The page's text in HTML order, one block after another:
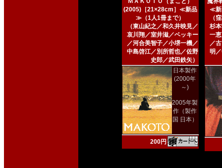
(2005)［21×28cm］≪新品
≫（1人1冊まで）
（東山紀之／和久井映見／
哀川翔／室井滋／ベッキー
／河合美智子／小堺一機／
中島啓江／別所哲也／佐野
史郎／武田鉄矢）
日本製作
(2000年
～)
2005年製
作（製作
国 日本）
200円
≪新
（
杉
一
／
明